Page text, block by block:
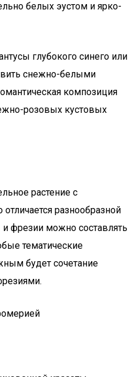
белых эустом и ярко-
глубокого синего или
снежно-белыми
композиция
розовых кустовых
растение с
разнообразной
фрезии можно составлять
тематические
будет сочетание